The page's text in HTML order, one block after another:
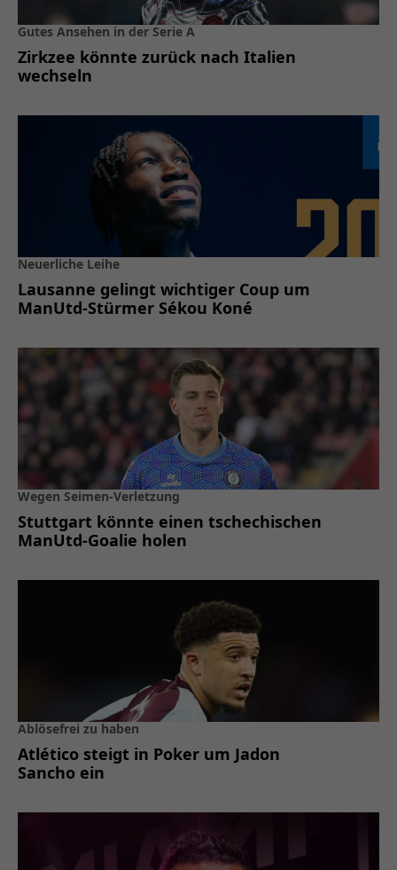
Gutes Ansehen in der Serie A
Zirkzee könnte zurück nach Italien
wechseln
Neuerliche Leihe
Lausanne gelingt wichtiger Coup um
ManUtd-Stürmer Sékou Koné
Wegen Seimen-Verletzung
Stuttgart könnte einen tschechischen
ManUtd-Goalie holen
Ablösefrei zu haben
Atlético steigt in Poker um Jadon
Sancho ein